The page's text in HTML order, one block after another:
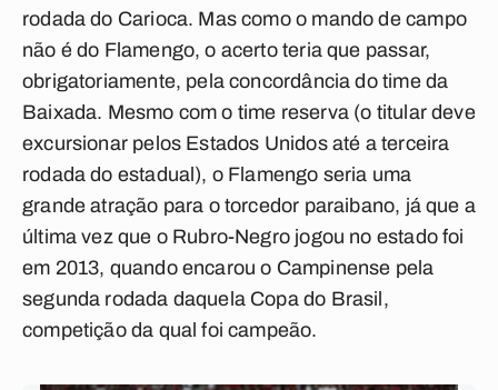
rodada do Carioca. Mas como o mando de campo
não é do Flamengo, o acerto teria que passar,
obrigatoriamente, pela concordância do time da
Baixada. Mesmo com o time reserva (o titular deve
excursionar pelos Estados Unidos até a terceira
rodada do estadual), o Flamengo seria uma
grande atração para o torcedor paraibano, já que a
última vez que o Rubro-Negro jogou no estado foi
em 2013, quando encarou o Campinense pela
segunda rodada daquela Copa do Brasil,
competição da qual foi campeão.